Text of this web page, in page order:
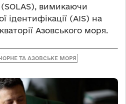
вимикаючи
ідентифікації (AIS) на
Азовського моря.
ТА АЗОВСЬКЕ МОРЯ